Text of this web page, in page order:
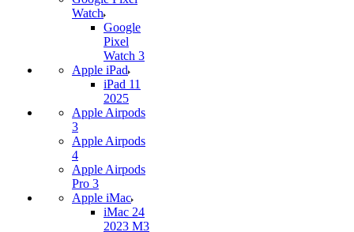
Watch
Google
Pixel
Watch 3
Apple iPad
iPad 11
2025
Apple Airpods
3
Apple Airpods
4
Apple Airpods
Pro 3
Apple iMac
iMac 24
2023 M3